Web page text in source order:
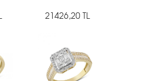
21426,20 TL